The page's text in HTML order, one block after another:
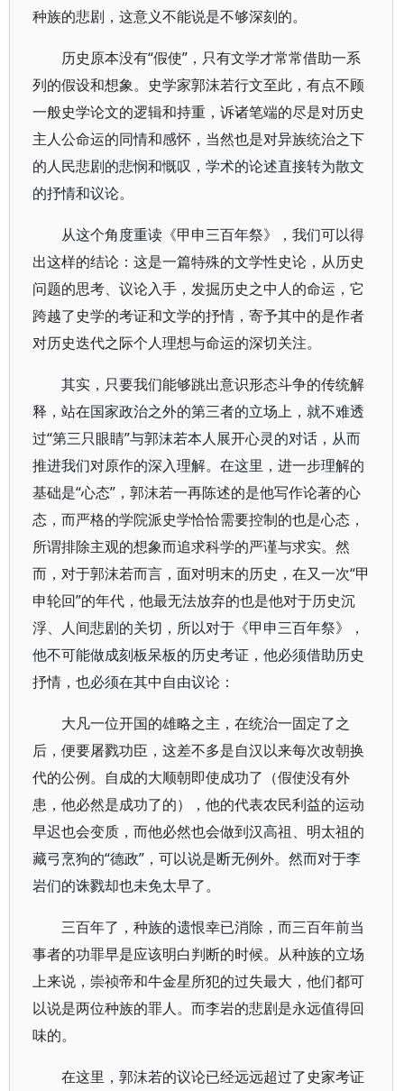
种族的悲剧，这意义不能说是不够深刻的。
历史原本没有“假使”，只有文学才常常借助一系
列的假设和想象。史学家郭沫若行文至此，有点不顾
一般史学论文的逻辑和持重，诉诸笔端的尽是对历史
主人公命运的同情和感怀，当然也是对异族统治之下
的人民悲剧的悲悯和慨叹，学术的论述直接转为散文
的抒情和议论。
从这个角度重读《甲申三百年祭》，我们可以得
出这样的结论：这是一篇特殊的文学性史论，从历史
问题的思考、议论入手，发掘历史之中人的命运，它
跨越了史学的考证和文学的抒情，寄予其中的是作者
对历史迭代之际个人理想与命运的深切关注。
其实，只要我们能够跳出意识形态斗争的传统解
释，站在国家政治之外的第三者的立场上，就不难透
过“第三只眼睛”与郭沫若本人展开心灵的对话，从而
推进我们对原作的深入理解。在这里，进一步理解的
基础是“心态”，郭沫若一再陈述的是他写作论著的心
态，而严格的学院派史学恰恰需要控制的也是心态，
所谓排除主观的想象而追求科学的严谨与求实。然
而，对于郭沫若而言，面对明末的历史，在又一次“甲
申轮回”的年代，他最无法放弃的也是他对于历史沉
浮、人间悲剧的关切，所以对于《甲申三百年祭》，
他不可能做成刻板呆板的历史考证，他必须借助历史
抒情，也必须在其中自由议论：
大凡一位开国的雄略之主，在统治一固定了之
后，便要屠戮功臣，这差不多是自汉以来每次改朝换
代的公例。自成的大顺朝即使成功了（假使没有外
患，他必然是成功了的），他的代表农民利益的运动
早迟也会变质，而他必然也会做到汉高祖、明太祖的
藏弓烹狗的“德政”，可以说是断无例外。然而对于李
岩们的诛戮却也未免太早了。
三百年了，种族的遗恨幸已消除，而三百年前当
事者的功罪早是应该明白判断的时候。从种族的立场
上来说，崇祯帝和牛金星所犯的过失最大，他们都可
以说是两位种族的罪人。而李岩的悲剧是永远值得回
味的。
在这里，郭沫若的议论已经远远超过了史家考证